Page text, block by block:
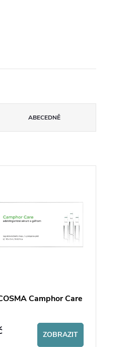
ABECEDNĚ
Camphor Care
ZOBRAZIT